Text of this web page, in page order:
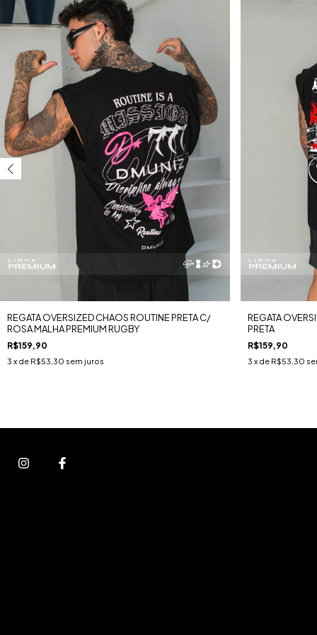
REGATA OVERSIZED CHAOS ROUTINE PRETA C/
ROSA MALHA PREMIUM RUGBY
R$159,90
3 x de R$53,30 sem juros
REGATA
PRETA
R$159,90
3 x de R$53,30